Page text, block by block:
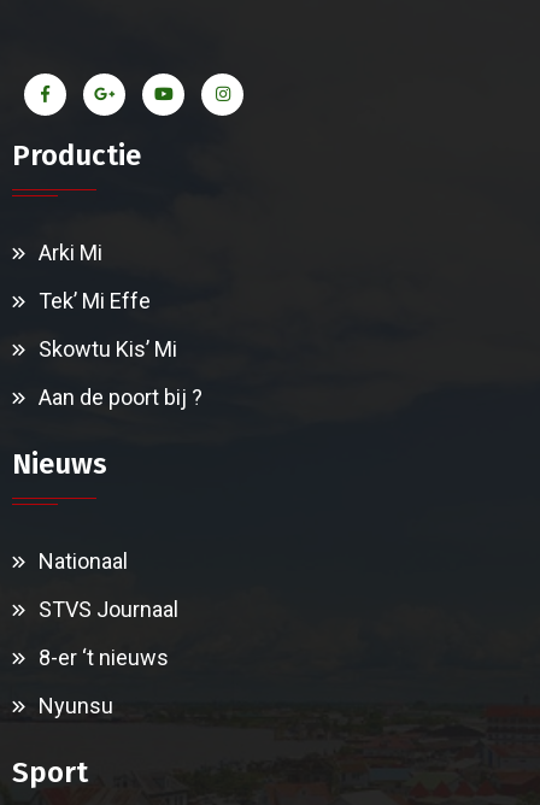
Productie
Arki Mi
Tek’ Mi Effe
Skowtu Kis’ Mi
Aan de poort bij ?
Nieuws
Nationaal
STVS Journaal
8-er ‘t nieuws
Nyunsu
Sport